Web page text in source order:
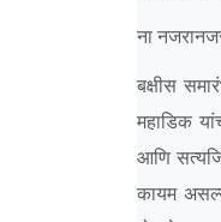
ना
बक्षीस
महाडिक
आणि
कायम